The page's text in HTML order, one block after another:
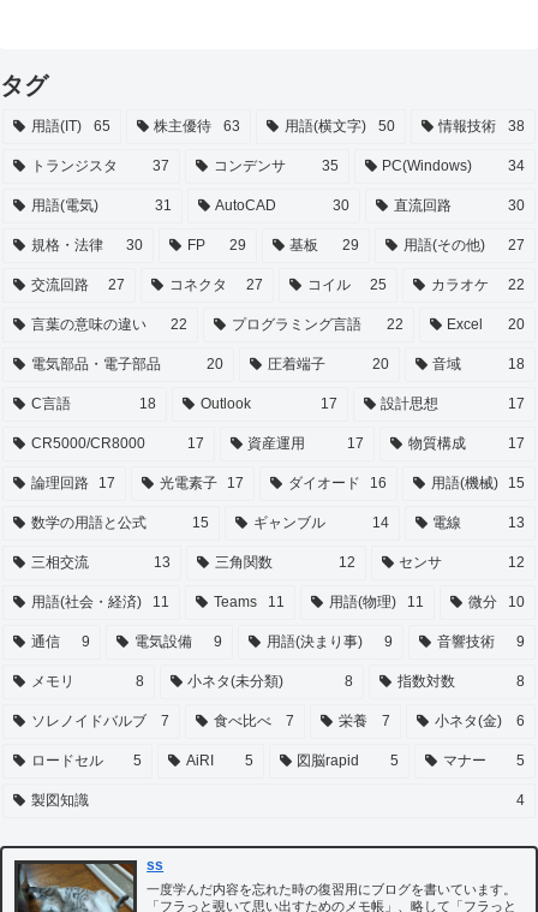
タグ
用語(IT) 65 株主優待 63 用語(横文字) 50 情報技術 38
トランジスタ 37 コンデンサ 35 PC(Windows) 34
用語(電気) 31 AutoCAD 30 直流回路 30
規格・法律 30 FP 29 基板 29 用語(その他) 27
交流回路 27 コネクタ 27 コイル 25 カラオケ 22
言葉の意味の違い 22 プログラミング言語 22 Excel 20
電気部品・電子部品 20 圧着端子 20 音域 18
C言語 18 Outlook 17 設計思想 17
CR5000/CR8000 17 資産運用 17 物質構成 17
論理回路 17 光電素子 17 ダイオード 16 用語(機械) 15
数学の用語と公式 15 ギャンブル 14 電線 13
三相交流 13 三角関数 12 センサ 12
用語(社会・経済) 11 Teams 11 用語(物理) 11 微分 10
通信 9 電気設備 9 用語(決まり事) 9 音響技術 9
メモリ 8 小ネタ(未分類) 8 指数対数 8
ソレノイドバルブ 7 食べ比べ 7 栄養 7 小ネタ(金) 6
ロードセル 5 AiRI 5 図脳rapid 5 マナー 5
製図知識 4
ss
一度学んだ内容を忘れた時の復習用にブログを書いています。
「フラっと覗いて思い出すためのメモ帳」、略して「フラっと